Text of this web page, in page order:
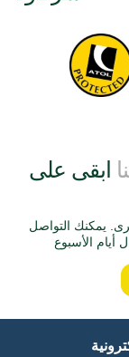
ابقى على
يمكنك التواصل